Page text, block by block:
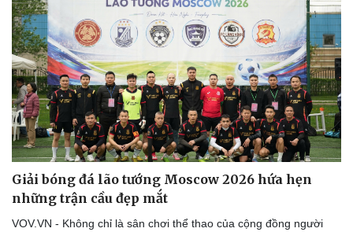
Giải bóng đá lão tướng Moscow 2026 hứa hẹn
những trận cầu đẹp mắt
VOV.VN - Không chỉ là sân chơi thể thao của cộng đồng người